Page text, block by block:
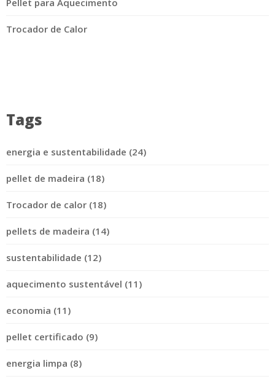
Trocador de Calor
Tags
energia e sustentabilidade (24)
pellet de madeira (18)
Trocador de calor (18)
pellets de madeira (14)
sustentabilidade (12)
aquecimento sustentável (11)
economia (11)
pellet certificado (9)
energia limpa (8)